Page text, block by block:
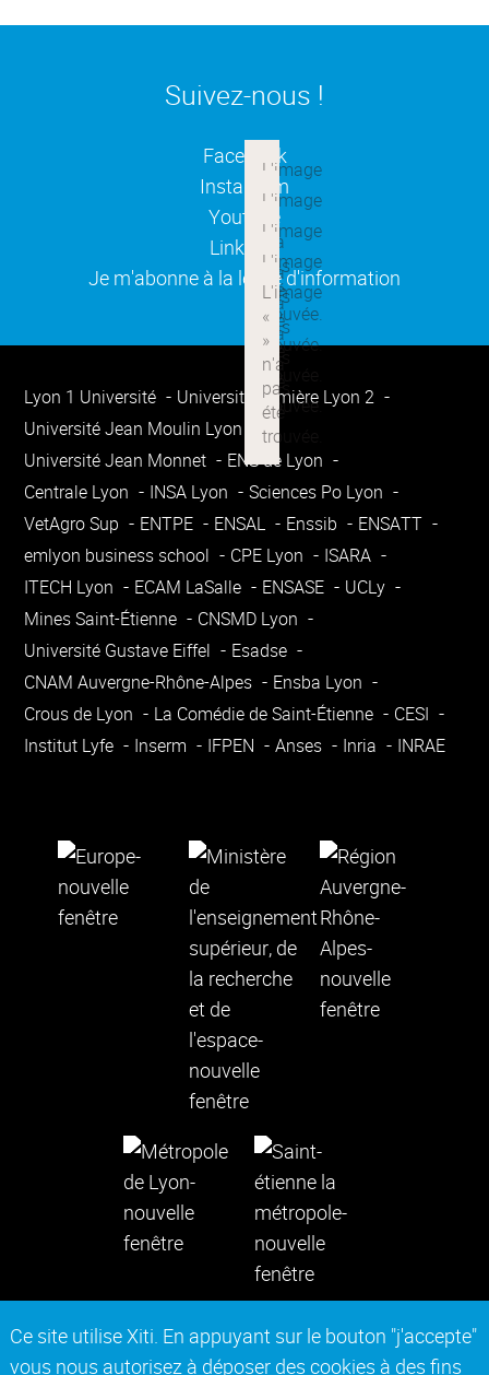
Ce site utilise Xiti. En appuyant sur le bouton "j'accepte"
vous nous autorisez à déposer des cookies à des fins
Suivez-nous !
Facebook(ouverture dans une
Instagram(ouverture dans une
Youtube(ouverture dans une
Linkedin
(ouverture dans une
Je m'abonne à la lettre d'information
(ouverture dans une
Lyon 1 Université
Université Lumière Lyon 2
Université Jean Moulin Lyon 3
Université Jean Monnet
ENS de Lyon
Centrale Lyon
INSA Lyon
Sciences Po Lyon
VetAgro Sup
ENTPE ENSAL Enssib
ENSATT
emlyon business school
CPE Lyon
ISARA
ITECH Lyon
ECAM LaSalle ENSASE
UCLy
Mines Saint-Étienne
CNSMD Lyon
Université Gustave Eiffel
Esadse
CNAM Auvergne-Rhône-Alpes
Ensba Lyon
Crous de Lyon
La Comédie de Saint-Étienne
CESI
Institut Lyfe
Inserm IFPEN Anses Inria INRAE
Contact Mentions légales